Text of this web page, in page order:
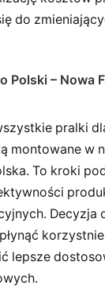
do
Polski – Nowa
pralki
montowane w
To kroki
Decyzja
lepsze